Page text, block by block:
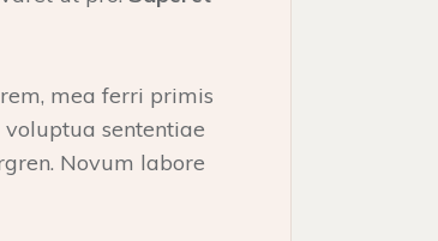
mea ferri primis
sententiae
Novum labore